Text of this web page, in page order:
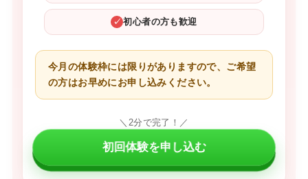
✓ 初心者の方も歓迎
今月の体験枠には限りがありますので、ご希望
の方はお早めにお申し込みください。
＼2分で完了！／
初回体験を申し込む